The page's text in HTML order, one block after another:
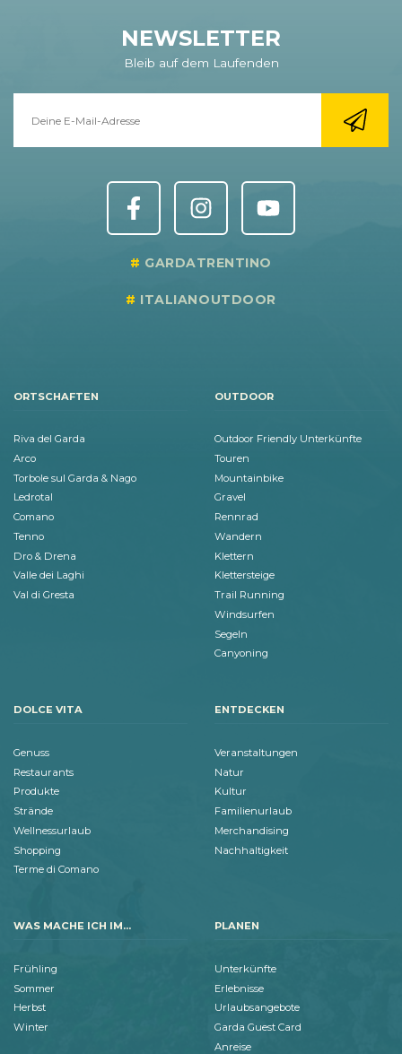
NEWSLETTER
Bleib auf dem Laufenden
GARDATRENTINO
ITALIANOUTDOOR
ORTSCHAFTEN
Riva del Garda
Arco
Torbole sul Garda & Nago
Ledrotal
Comano
Tenno
Dro & Drena
Valle dei Laghi
Val di Gresta
OUTDOOR
Outdoor Friendly Unterkünfte
Touren
Mountainbike
Gravel
Rennrad
Wandern
Klettern
Klettersteige
Trail Running
Windsurfen
Segeln
Canyoning
DOLCE VITA
Genuss
Restaurants
Produkte
Strände
Wellnessurlaub
Shopping
Terme di Comano
ENTDECKEN
Veranstaltungen
Natur
Kultur
Familienurlaub
Merchandising
Nachhaltigkeit
WAS MACHE ICH IM...
Frühling
Sommer
Herbst
Winter
PLANEN
Unterkünfte
Erlebnisse
Urlaubsangebote
Garda Guest Card
Anreise